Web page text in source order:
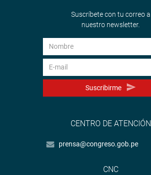
Suscríbete con tu correo a
nuestro newsletter.
Suscribirme
CENTRO DE ATENCIÓN
prensa@congreso.gob.pe
CNC